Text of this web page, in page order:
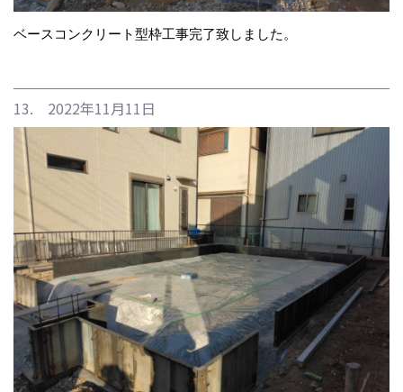
ベースコンクリート型枠工事完了致しました。
13. 2022年11月11日